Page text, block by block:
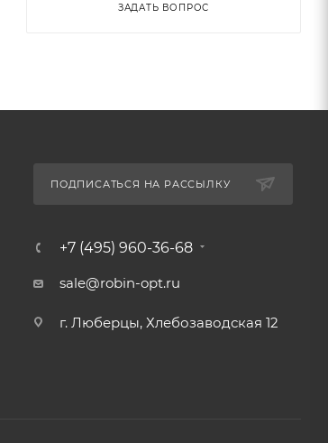
ЗАДАТЬ ВОПРОС
ПОДПИСАТЬСЯ НА РАССЫЛКУ
+7 (495) 960-36-68
sale@robin-opt.ru
г. Люберцы, Хлебозаводская 12